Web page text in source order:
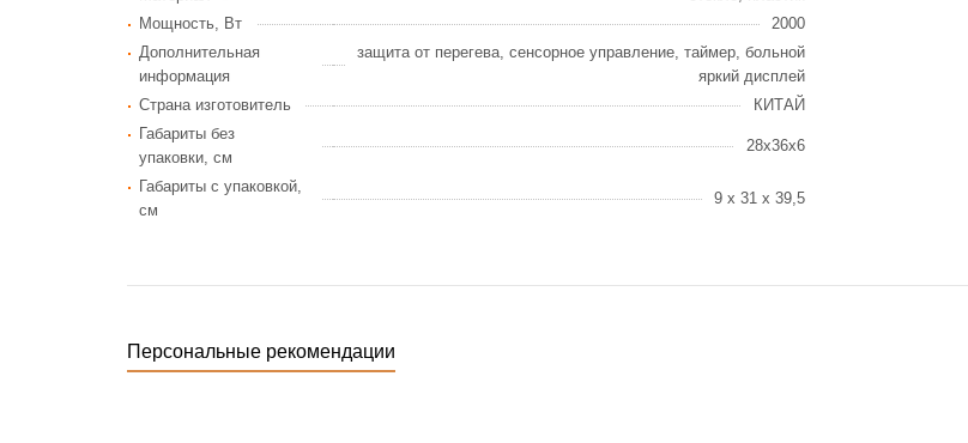
Мощность, Вт
2000
Дополнительная
информация
защита от перегева, сенсорное управление, таймер, больной
яркий дисплей
Страна изготовитель
КИТАЙ
Габариты без
упаковки, см
28x36x6
Габариты c упаковкой,
см
9 x 31 x 39,5
Персональные рекомендации